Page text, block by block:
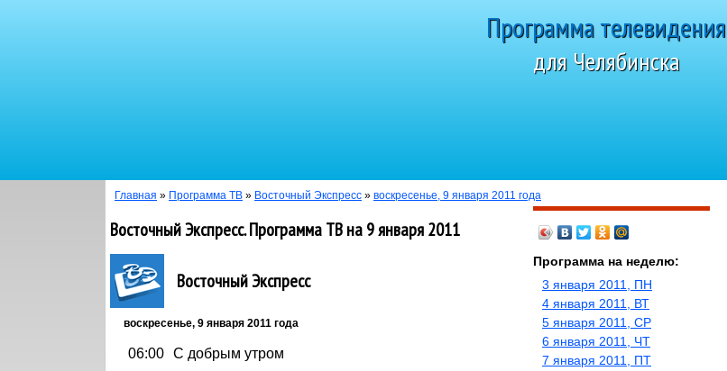
Программа телевидения
для Челябинска
Главная » Программа ТВ » Восточный Экспресс » воскресенье, 9 января 2011 года
Восточный Экспресс. Программа ТВ на 9 января 2011
Восточный Экспресс
воскресенье, 9 января 2011 года
06:00 С добрым утром
Программа на неделю:
3 января 2011, ПН
4 января 2011, ВТ
5 января 2011, СР
6 января 2011, ЧТ
7 января 2011, ПТ